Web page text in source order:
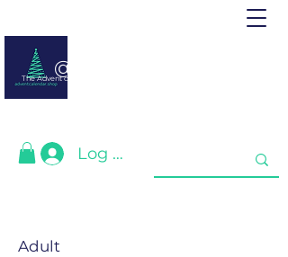
@ adventcalendar.shop
The Advent calendar is a calendar waiting for Christmas or New Year.
Log In
Adult